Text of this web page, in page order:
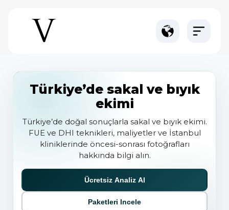
Türkiye’de sakal ve bıyık
ekimi
Türkiye’de doğal sonuçlarla sakal ve bıyık ekimi.
FUE ve DHI teknikleri, maliyetler ve İstanbul
kliniklerinde öncesi-sonrası fotoğrafları
hakkında bilgi alın.
Ücretsiz Analiz Al
Paketleri Incele